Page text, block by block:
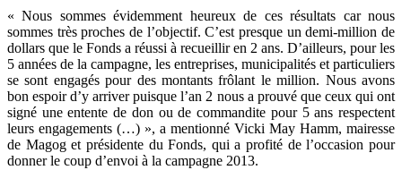
« Nous sommes évidemment heureux de ces résultats car nous
sommes très proches de l’objectif. C’est presque un demi-million de
dollars que le Fonds a réussi à recueillir en 2 ans. D’ailleurs, pour les
5 années de la campagne, les entreprises, municipalités et particuliers
se sont engagés pour des montants frôlant le million. Nous avons
bon espoir d’y arriver puisque l’an 2 nous a prouvé que ceux qui ont
signé une entente de don ou de commandite pour 5 ans respectent
leurs engagements (…) », a mentionné Vicki May Hamm, mairesse
de Magog et présidente du Fonds, qui a profité de l’occasion pour
donner le coup d’envoi à la campagne 2013.